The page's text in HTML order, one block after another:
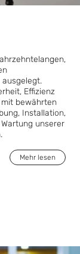
Effizienz
bewährten
Installation,
unserer
Mehr lesen